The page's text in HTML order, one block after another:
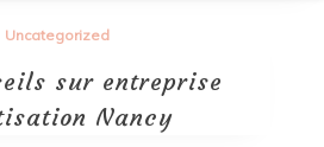
Uncategorized
sur entreprise
Nancy